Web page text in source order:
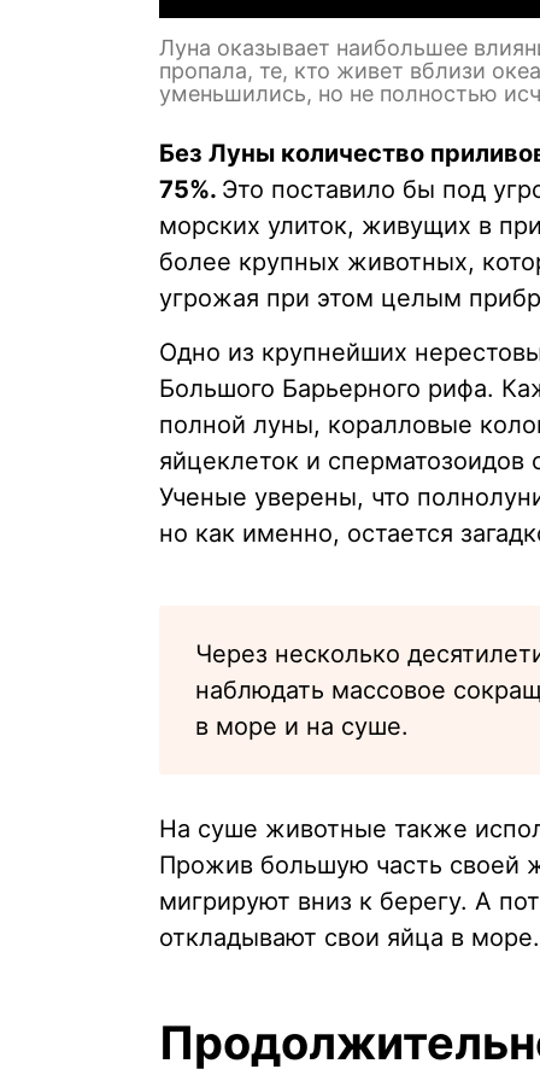
Луна оказывает наибольшее
пропала, те, кто живет вблизи
уменьшились, но не полностью
Без Луны количество
75%. Это поставило бы под
морских улиток, живущих в
более крупных животных,
угрожая при этом целым
Одно из крупнейших
Большого Барьерного рифа.
полной луны, коралловые
яйцеклеток и сперматозоидов
Ученые уверены, что
но как именно, остается
Через несколько
наблюдать массовое
в море и на суше.
На суше животные также
Прожив большую часть своей
мигрируют вниз к берегу. А
откладывают свои яйца в море.